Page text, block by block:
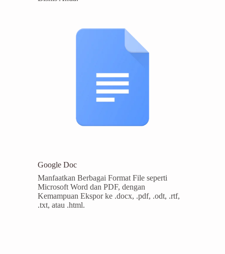
Google Doc
Manfaatkan Berbagai Format File seperti
Microsoft Word dan PDF, dengan
Kemampuan Ekspor ke .docx, .pdf, .odt, .rtf,
.txt, atau .html.